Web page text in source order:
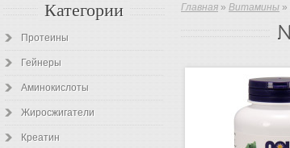
Категории
Протеины
Гейнеры
Аминокислоты
Жиросжигатели
Креатин
Главная » Витамины »